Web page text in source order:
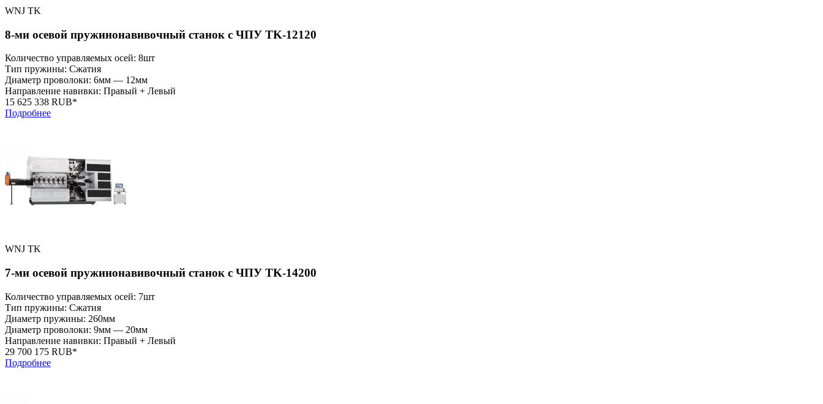
WNJ TK
8-ми осевой пружинонавивочный станок с ЧПУ TK-12120
Количество управляемых осей: 8шт
Тип пружины: Сжатия
Диаметр проволоки: 6мм — 12мм
Направление навивки: Правый + Левый
15 625 338 RUB*
Подробнее
WNJ TK
7-ми осевой пружинонавивочный станок с ЧПУ TK-14200
Количество управляемых осей: 7шт
Тип пружины: Сжатия
Диаметр пружины: 260мм
Диаметр проволоки: 9мм — 20мм
Направление навивки: Правый + Левый
29 700 175 RUB*
Подробнее